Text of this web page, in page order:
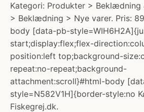
Kategori: Produkter > Beklædning
> Beklædning > Nye varer. Pris:
body [data-pb-
start;display:flex;flex-
position:left top;background-
repeat:no-repeat;background-
attachment:scroll}#html-body
style=N582V1H]{border-style:no
Fiskegrej.dk.